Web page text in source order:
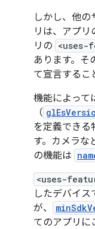
しかし、他
リは、アプ
リの <uses-
あります。そ
て宣言するこ
機能によって
（
を定義できる
す。カメラな
の機能は
<uses-
したデバイス
が、
てのアプリに